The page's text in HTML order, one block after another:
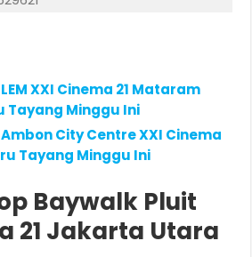
XXI Cinema 21 Mataram
Tayang Minggu Ini
City Centre XXI Cinema
Tayang Minggu Ini
Baywalk Pluit
21 Jakarta Utara